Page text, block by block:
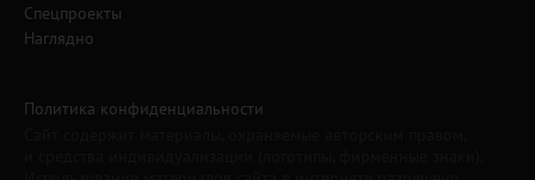
Спецпроекты
Наглядно
Политика конфиденциальности